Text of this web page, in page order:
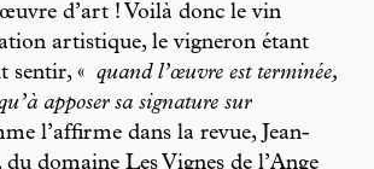
d’art ! Voilà donc le vin
artistique, le vigneron étant
sentir, « quand l’œuvre est terminée,
apposer sa signature sur
l’affirme dans la revue, Jean-
domaine Les Vignes de l’Ange